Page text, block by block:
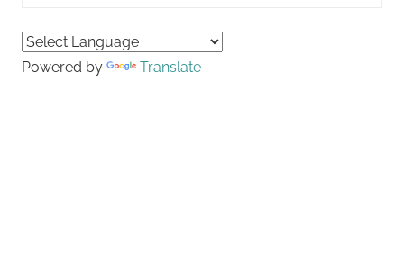
Powered by Translate